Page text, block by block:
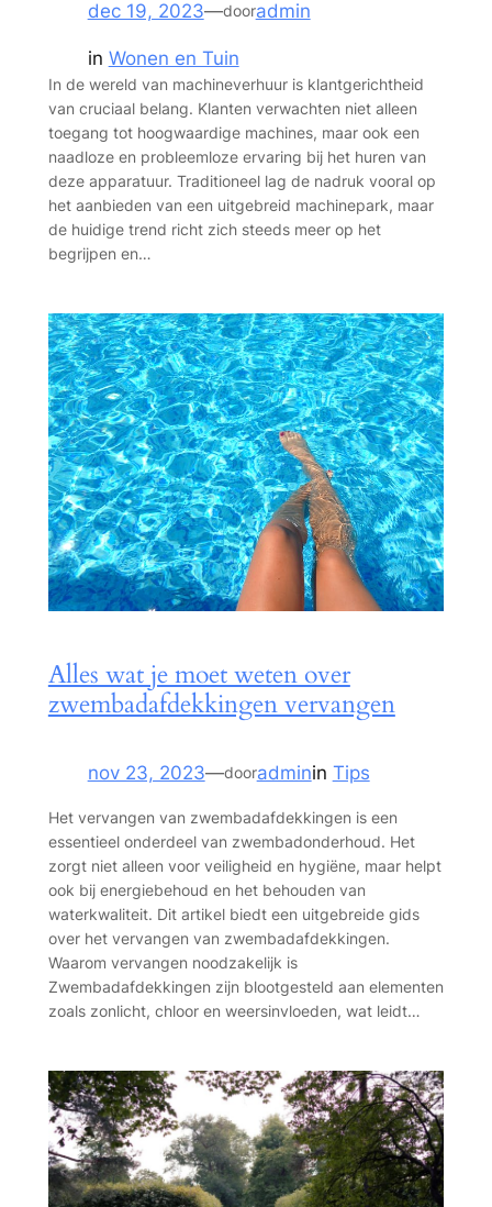
dec 19, 2023—dooradmin
in Wonen en Tuin
In de wereld van machineverhuur is klantgerichtheid
van cruciaal belang. Klanten verwachten niet alleen
toegang tot hoogwaardige machines, maar ook een
naadloze en probleemloze ervaring bij het huren van
deze apparatuur. Traditioneel lag de nadruk vooral op
het aanbieden van een uitgebreid machinepark, maar
de huidige trend richt zich steeds meer op het
begrijpen en…
Alles wat je moet weten over
zwembadafdekkingen vervangen
nov 23, 2023—dooradminin Tips
Het vervangen van zwembadafdekkingen is een
essentieel onderdeel van zwembadonderhoud. Het
zorgt niet alleen voor veiligheid en hygiëne, maar helpt
ook bij energiebehoud en het behouden van
waterkwaliteit. Dit artikel biedt een uitgebreide gids
over het vervangen van zwembadafdekkingen.
Waarom vervangen noodzakelijk is
Zwembadafdekkingen zijn blootgesteld aan elementen
zoals zonlicht, chloor en weersinvloeden, wat leidt…